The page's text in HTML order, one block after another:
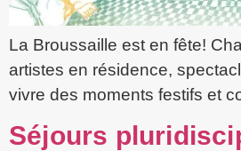
La Broussaille est en fête!
artistes en résidence,
vivre des moments festifs et
Séjours